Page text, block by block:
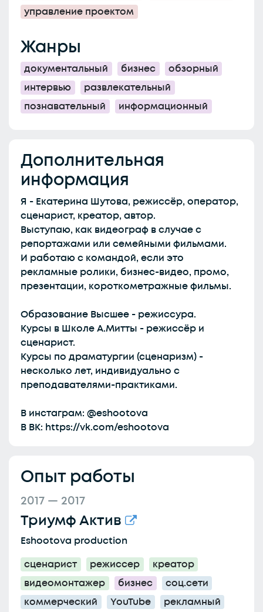
управление проектом
Жанры
документальный бизнес
обзорный
интервью
развлекательный
познавательный
информационный
Дополнительная
информация
Я - Екатерина Шутова, режиссёр, оператор,
сценарист, креатор, автор.
Выступаю, как видеограф в случае с
репортажами или семейными фильмами.
И работаю с командой, если это
рекламные ролики, бизнес-видео, промо,
презентации, короткометражные фильмы.
Образование Высшее - режиссура.
Курсы в Школе А.Митты - режиссёр и
сценарист.
Курсы по драматургии (сценаризм) -
несколько лет, индивидуально с
преподавателями-практиками.
В инстаграм: @eshootova
В ВК: https://vk.com/eshootova
Опыт работы
2017 — 2017
Триумф Актив
Eshootova production
сценарист
режиссер
креатор
видеомонтажер
бизнес
соц.сети
коммерческий
YouTube рекламный